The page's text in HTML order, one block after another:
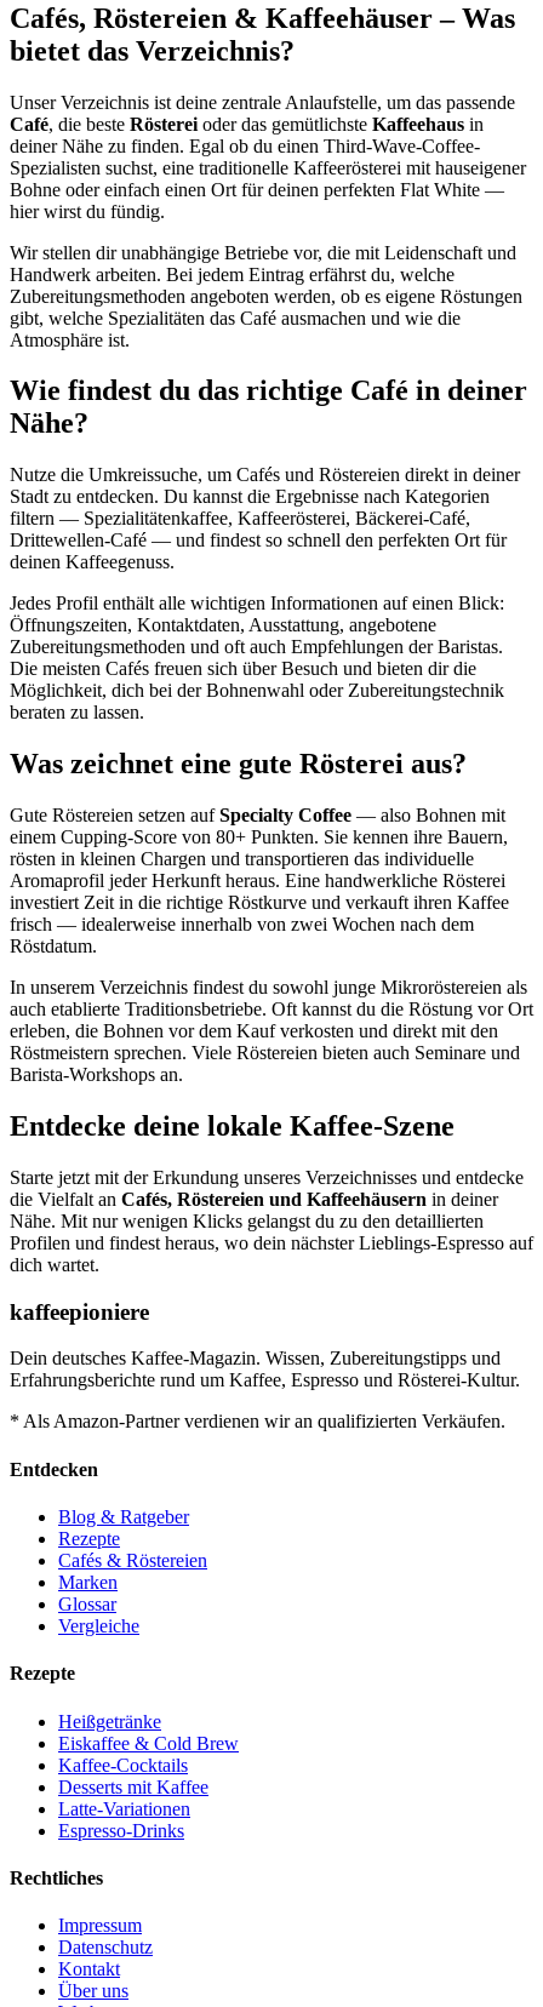
Cafés, Röstereien & Kaffeehäuser – Was
bietet das Verzeichnis?
Unser Verzeichnis ist deine zentrale Anlaufstelle, um das passende
Café, die beste Rösterei oder das gemütlichste Kaffeehaus in
deiner Nähe zu finden. Egal ob du einen Third-Wave-Coffee-
Spezialisten suchst, eine traditionelle Kaffeerösterei mit hauseigener
Bohne oder einfach einen Ort für deinen perfekten Flat White —
hier wirst du fündig.
Wir stellen dir unabhängige Betriebe vor, die mit Leidenschaft und
Handwerk arbeiten. Bei jedem Eintrag erfährst du, welche
Zubereitungsmethoden angeboten werden, ob es eigene Röstungen
gibt, welche Spezialitäten das Café ausmachen und wie die
Atmosphäre ist.
Wie findest du das richtige Café in deiner
Nähe?
Nutze die Umkreissuche, um Cafés und Röstereien direkt in deiner
Stadt zu entdecken. Du kannst die Ergebnisse nach Kategorien
filtern — Spezialitätenkaffee, Kaffeerösterei, Bäckerei-Café,
Drittewellen-Café — und findest so schnell den perfekten Ort für
deinen Kaffeegenuss.
Jedes Profil enthält alle wichtigen Informationen auf einen Blick:
Öffnungszeiten, Kontaktdaten, Ausstattung, angebotene
Zubereitungsmethoden und oft auch Empfehlungen der Baristas.
Die meisten Cafés freuen sich über Besuch und bieten dir die
Möglichkeit, dich bei der Bohnenwahl oder Zubereitungstechnik
beraten zu lassen.
Was zeichnet eine gute Rösterei aus?
Gute Röstereien setzen aufSpecialty Coffee — also Bohnen mit
einem Cupping-Score von 80+ Punkten. Sie kennen ihre Bauern,
rösten in kleinen Chargen und transportieren das individuelle
Aromaprofil jeder Herkunft heraus. Eine handwerkliche Rösterei
investiert Zeit in die richtige Röstkurve und verkauft ihren Kaffee
frisch — idealerweise innerhalb von zwei Wochen nach dem
Röstdatum.
In unserem Verzeichnis findest du sowohl junge Mikroröstereien als
auch etablierte Traditionsbetriebe. Oft kannst du die Röstung vor Ort
erleben, die Bohnen vor dem Kauf verkosten und direkt mit den
Röstmeistern sprechen. Viele Röstereien bieten auch Seminare und
Barista-Workshops an.
Entdecke deine lokale Kaffee-Szene
Starte jetzt mit der Erkundung unseres Verzeichnisses und entdecke
die Vielfalt an Cafés, Röstereien und Kaffeehäusern in deiner
Nähe. Mit nur wenigen Klicks gelangst du zu den detaillierten
Profilen und findest heraus, wo dein nächster Lieblings-Espresso auf
dich wartet.
kaffeepioniere
Dein deutsches Kaffee-Magazin. Wissen, Zubereitungstipps und
Erfahrungsberichte rund um Kaffee, Espresso und Rösterei-Kultur.
* Als Amazon-Partner verdienen wir an qualifizierten Verkäufen.
Entdecken
Blog & Ratgeber
Rezepte
Cafés & Röstereien
Marken
Glossar
Vergleiche
Rezepte
Heißgetränke
Eiskaffee & Cold Brew
Kaffee-Cocktails
Desserts mit Kaffee
Latte-Variationen
Espresso-Drinks
Rechtliches
Impressum
Datenschutz
Kontakt
Über uns